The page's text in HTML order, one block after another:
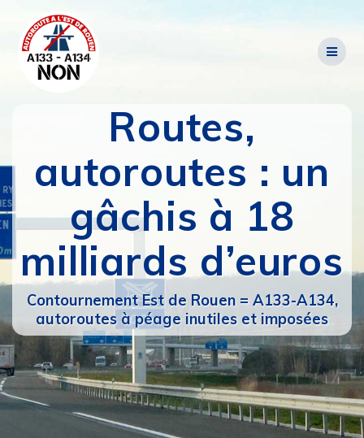
Routes,
autoroutes : un
gâchis à 18
milliards d’euros
Contournement Est de Rouen = A133-A134,
autoroutes à péage inutiles et imposées